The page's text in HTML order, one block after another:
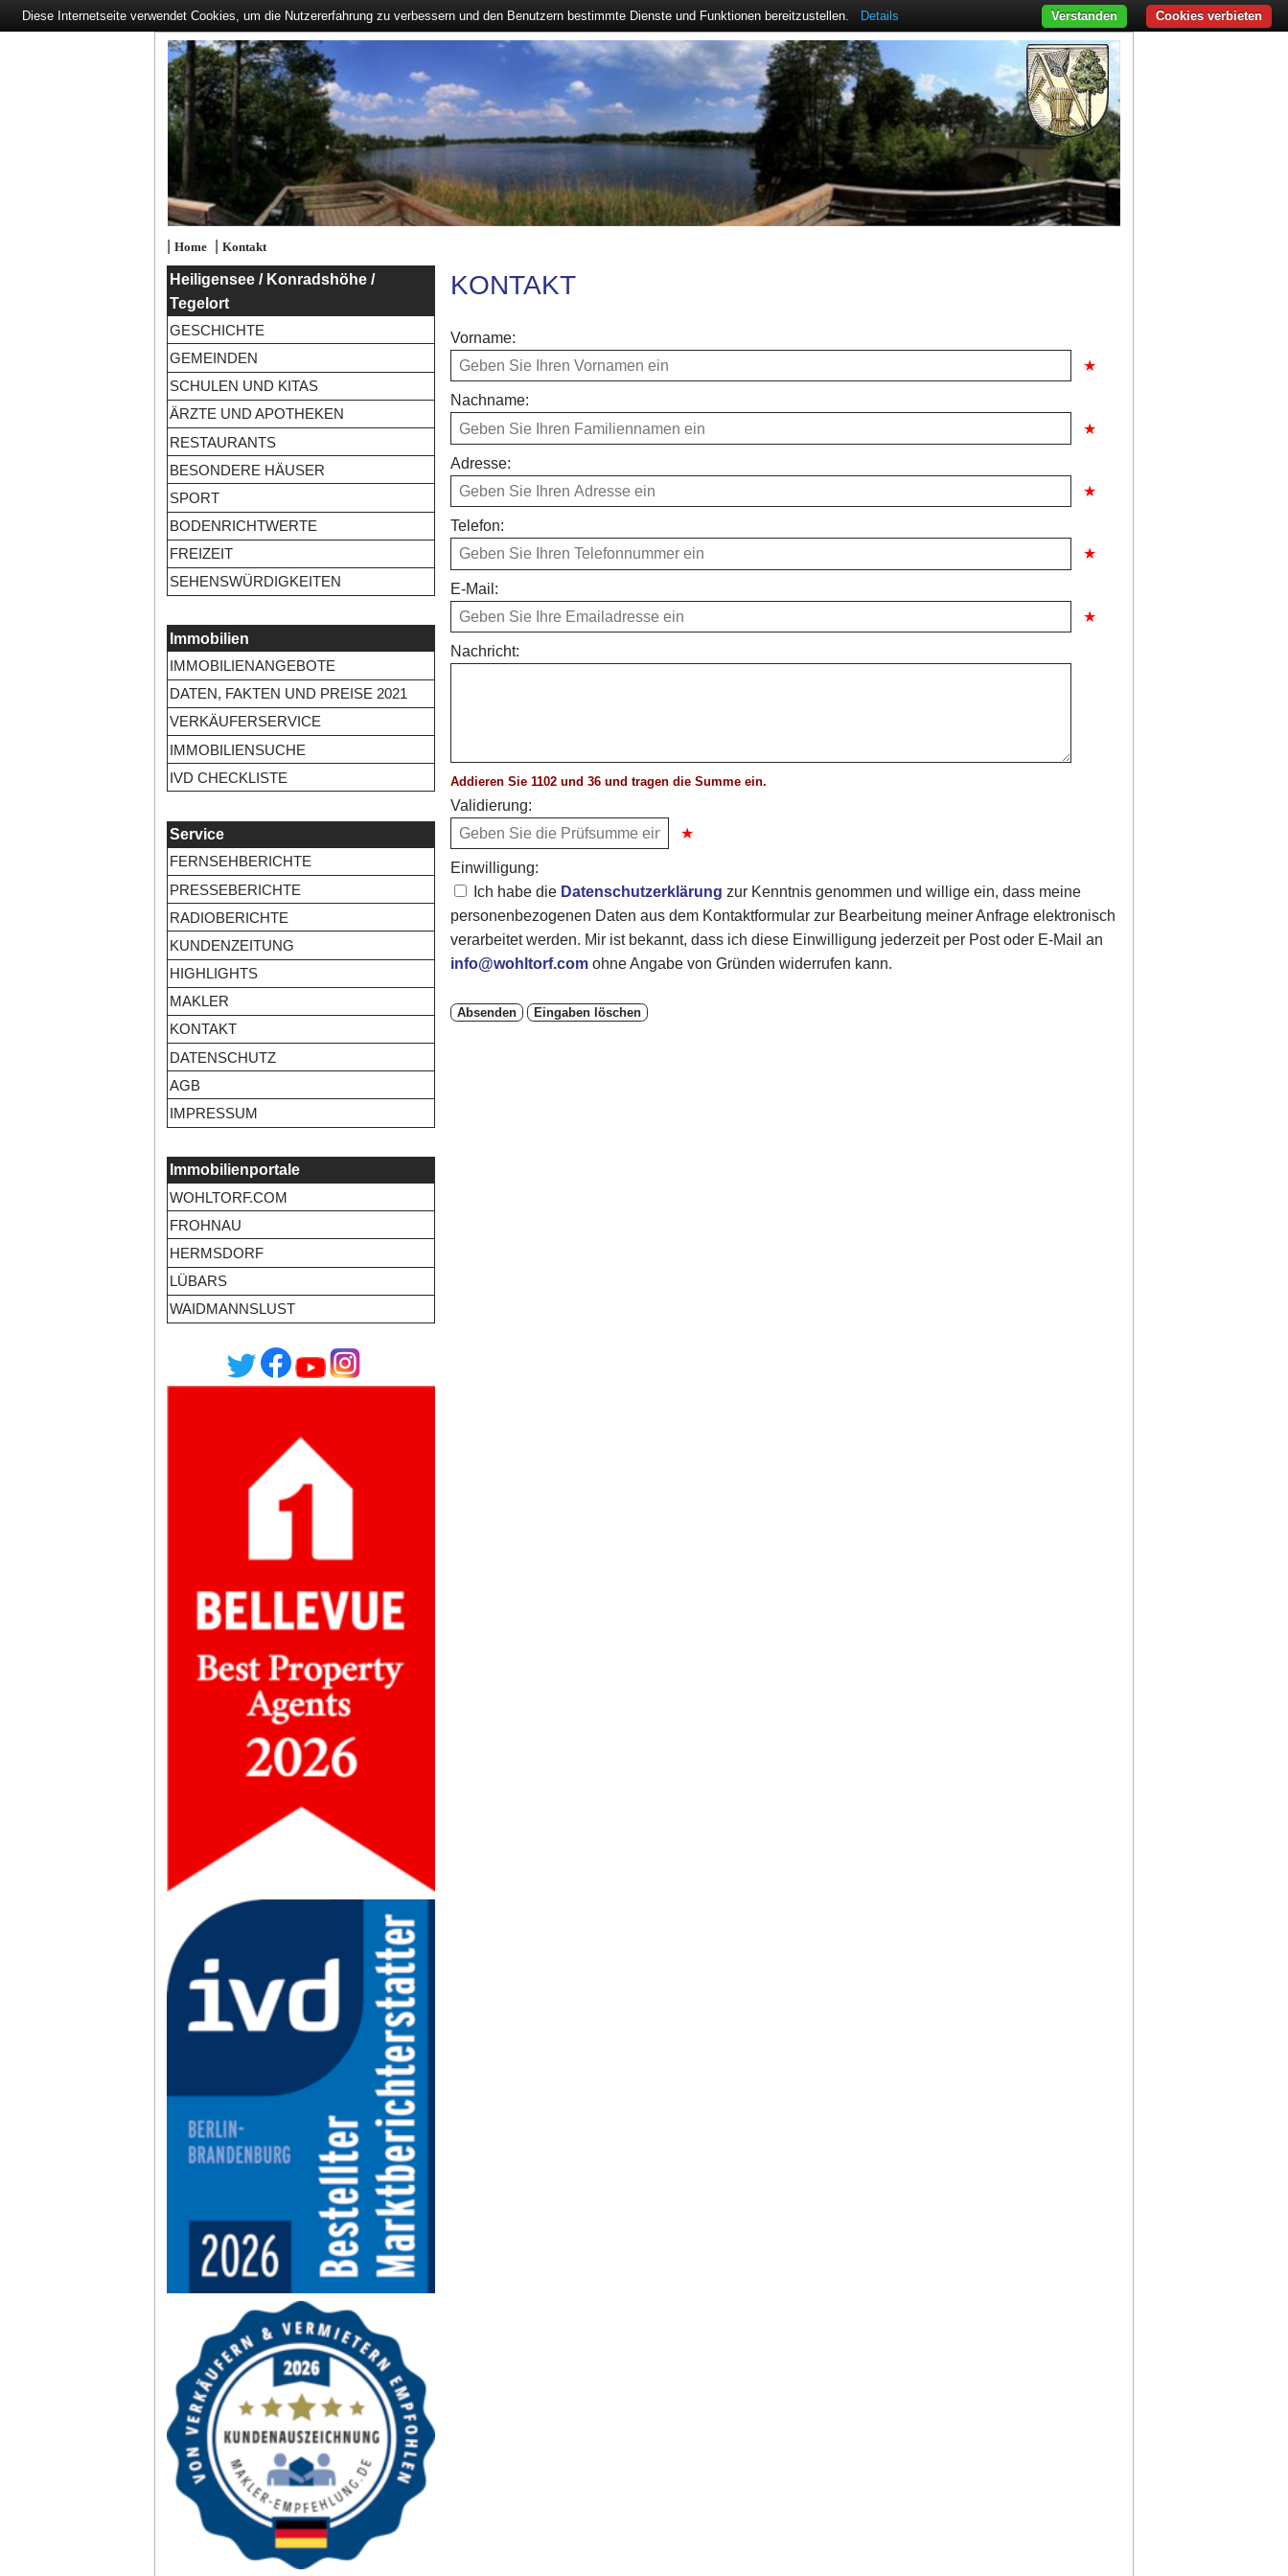
| Home| Kontakt
Heiligensee / Konradshöhe /
Tegelort
GESCHICHTE
GEMEINDEN
SCHULEN UND KITAS
ÄRZTE UND APOTHEKEN
RESTAURANTS
BESONDERE HÄUSER
SPORT
BODENRICHTWERTE
FREIZEIT
SEHENSWÜRDIGKEITEN
Immobilien
IMMOBILIENANGEBOTE
DATEN, FAKTEN UND PREISE 2021
VERKÄUFERSERVICE
IMMOBILIENSUCHE
IVD CHECKLISTE
Service
FERNSEHBERICHTE
PRESSEBERICHTE
RADIOBERICHTE
KUNDENZEITUNG
HIGHLIGHTS
MAKLER
KONTAKT
DATENSCHUTZ
AGB
IMPRESSUM
Immobilienportale
WOHLTORF.COM
FROHNAU
HERMSDORF
LÜBARS
WAIDMANNSLUST
KONTAKT
Vorname:
Nachname:
Adresse:
Telefon:
E-Mail:
Nachricht:
Addieren Sie 1102 und 36 und tragen die Summe ein.
Validierung:
Einwilligung:
Ich habe die Datenschutzerklärung zur Kenntnis genommen und willige ein, dass meine
personenbezogenen Daten aus dem Kontaktformular zur Bearbeitung meiner Anfrage elektronisch
verarbeitet werden. Mir ist bekannt, dass ich diese Einwilligung jederzeit per Post oder E-Mail an
info@wohltorf.comohne Angabe von Gründen widerrufen kann.
Absenden Eingaben löschen
Diese Internetseite verwendet Cookies, um die Nutzererfahrung zu verbessern und den Benutzern bestimmte Dienste und Funktionen bereitzustellen. Details Cookies verbieten
Verstanden